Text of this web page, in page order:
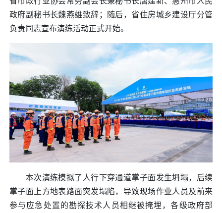
政府副秘书长魏燕雄致辞；随后，省住房城乡建设厅分管
负责同志宣布演练活动正式开始。
本次演练模拟了人行下穿通道掌子面发生坍塌，后续
掌子面上方地表路面突发塌陷，导致现场作业人员及前来
参与应急处置的勘探技术人员相继被掩埋，各级政府部